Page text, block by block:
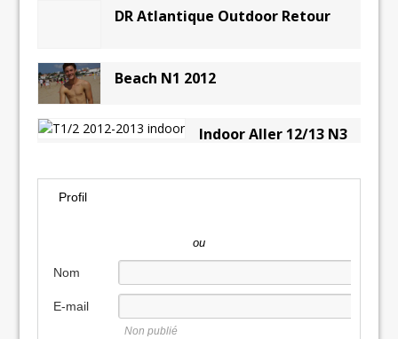
DR Atlantique Outdoor Retour
Beach N1 2012
Indoor Aller 12/13 N3
Profil
ou
Nom
E-mail
Non publié